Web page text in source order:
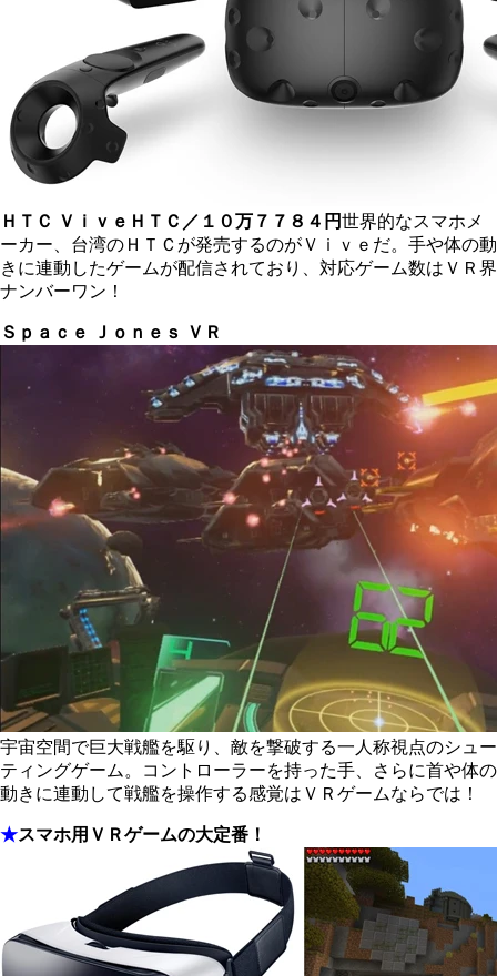
ＨＴＣ Ｖｉｖｅ ＨＴＣ／１０万７７８４円世界的なスマホメ
ーカー、台湾のＨＴＣが発売するのがＶｉｖｅだ。手や体の動
きに連動したゲームが配信されており、対応ゲーム数はＶＲ界
ナンバーワン！
Ｓｐａｃｅ Ｊｏｎｅｓ ＶＲ
宇宙空間で巨大戦艦を駆り、敵を撃破する一人称視点のシュー
ティングゲーム。コントローラーを持った手、さらに首や体の
動きに連動して戦艦を操作する感覚はＶＲゲームならでは！
★スマホ用ＶＲゲームの大定番！